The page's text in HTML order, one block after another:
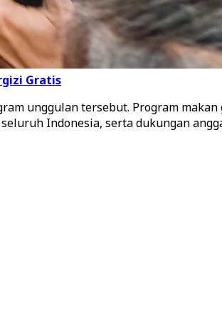
Gratis
unggulan tersebut. Program
Indonesia, serta dukungan